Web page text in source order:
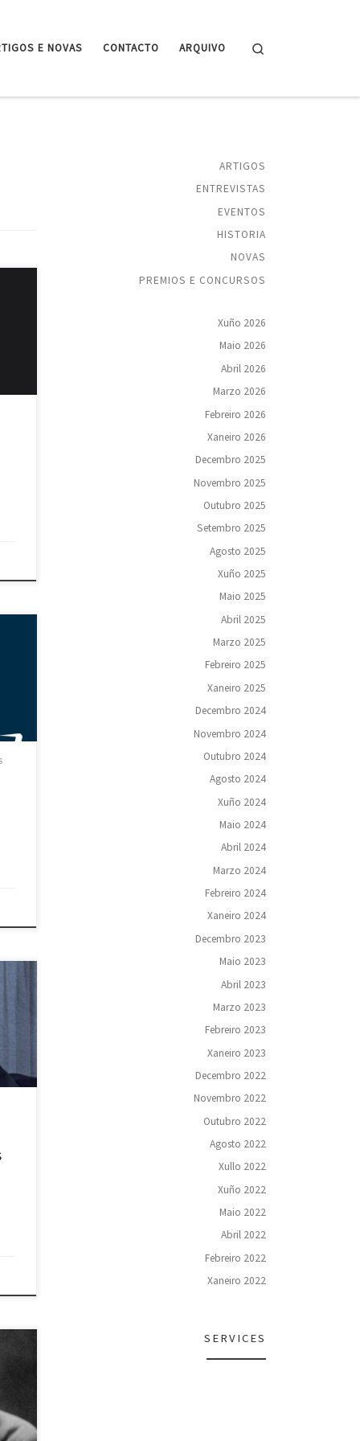
E NOVAS CONTACTO ARQUIVO
os
e
a
8
ARTIGOS
ENTREVISTAS
EVENTOS
HISTORIA
NOVAS
PREMIOS E CONCURSOS
Xuño 2026
Maio 2026
Abril 2026
Marzo 2026
Febreiro 2026
Xaneiro 2026
Decembro 2025
Novembro 2025
Outubro 2025
Setembro 2025
Agosto 2025
Xuño 2025
Maio 2025
Abril 2025
Marzo 2025
Febreiro 2025
Xaneiro 2025
Decembro 2024
Novembro 2024
Outubro 2024
Agosto 2024
Xuño 2024
Maio 2024
Abril 2024
Marzo 2024
Febreiro 2024
Xaneiro 2024
Decembro 2023
Maio 2023
Abril 2023
Marzo 2023
Febreiro 2023
Xaneiro 2023
Decembro 2022
Novembro 2022
Outubro 2022
Agosto 2022
Xullo 2022
Xuño 2022
Maio 2022
Abril 2022
Febreiro 2022
Xaneiro 2022
SERVICES